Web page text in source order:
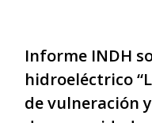
Informe INDH
hidroeléctrico
de vulneración